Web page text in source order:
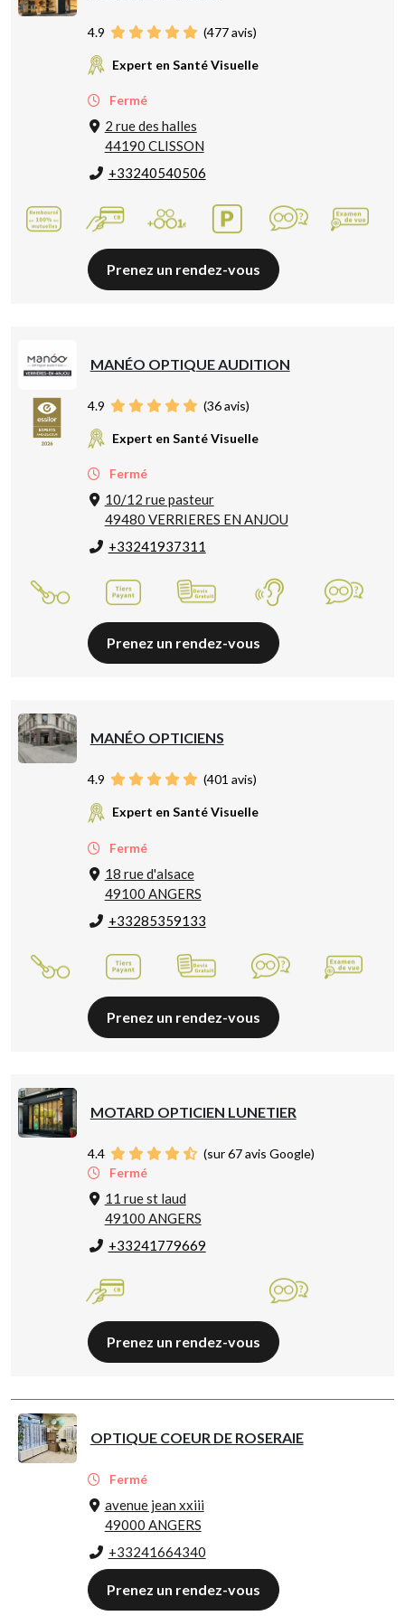
4.9 (477avis)
Expert en Santé Visuelle
Fermé
2 rue des halles
44190 CLISSON
+33240540506
Prenez un rendez-vous
MANÉO OPTIQUE AUDITION
4.9 (36avis)
Expert en Santé Visuelle
Fermé
10/12 rue pasteur
49480 VERRIERES EN ANJOU
+33241937311
Prenez un rendez-vous
MANÉO OPTICIENS
4.9 (401 avis)
Expert en Santé Visuelle
Fermé
18 rue d'alsace
49100 ANGERS
+33285359133
Prenez un rendez-vous
MOTARD OPTICIEN LUNETIER
4.4
(sur 67 avis Google)
Fermé
11 rue st laud
49100 ANGERS
+33241779669
Prenez un rendez-vous
OPTIQUE COEUR DE ROSERAIE
Fermé
avenue jean xxiii
49000 ANGERS
+33241664340
Prenez un rendez-vous